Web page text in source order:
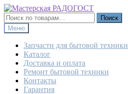
Перейти
к
навигации
Перейти
к
содержимому
Искать:
Поиск
Меню
Запчасти для бытовой техники
Каталог
Доставка и оплата
Ремонт бытовой техники
Контакты
Гарантия